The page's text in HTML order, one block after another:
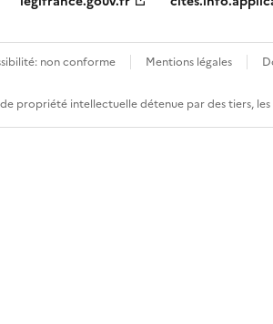
non conforme Mentions légales
propriété intellectuelle détenue par des tiers,